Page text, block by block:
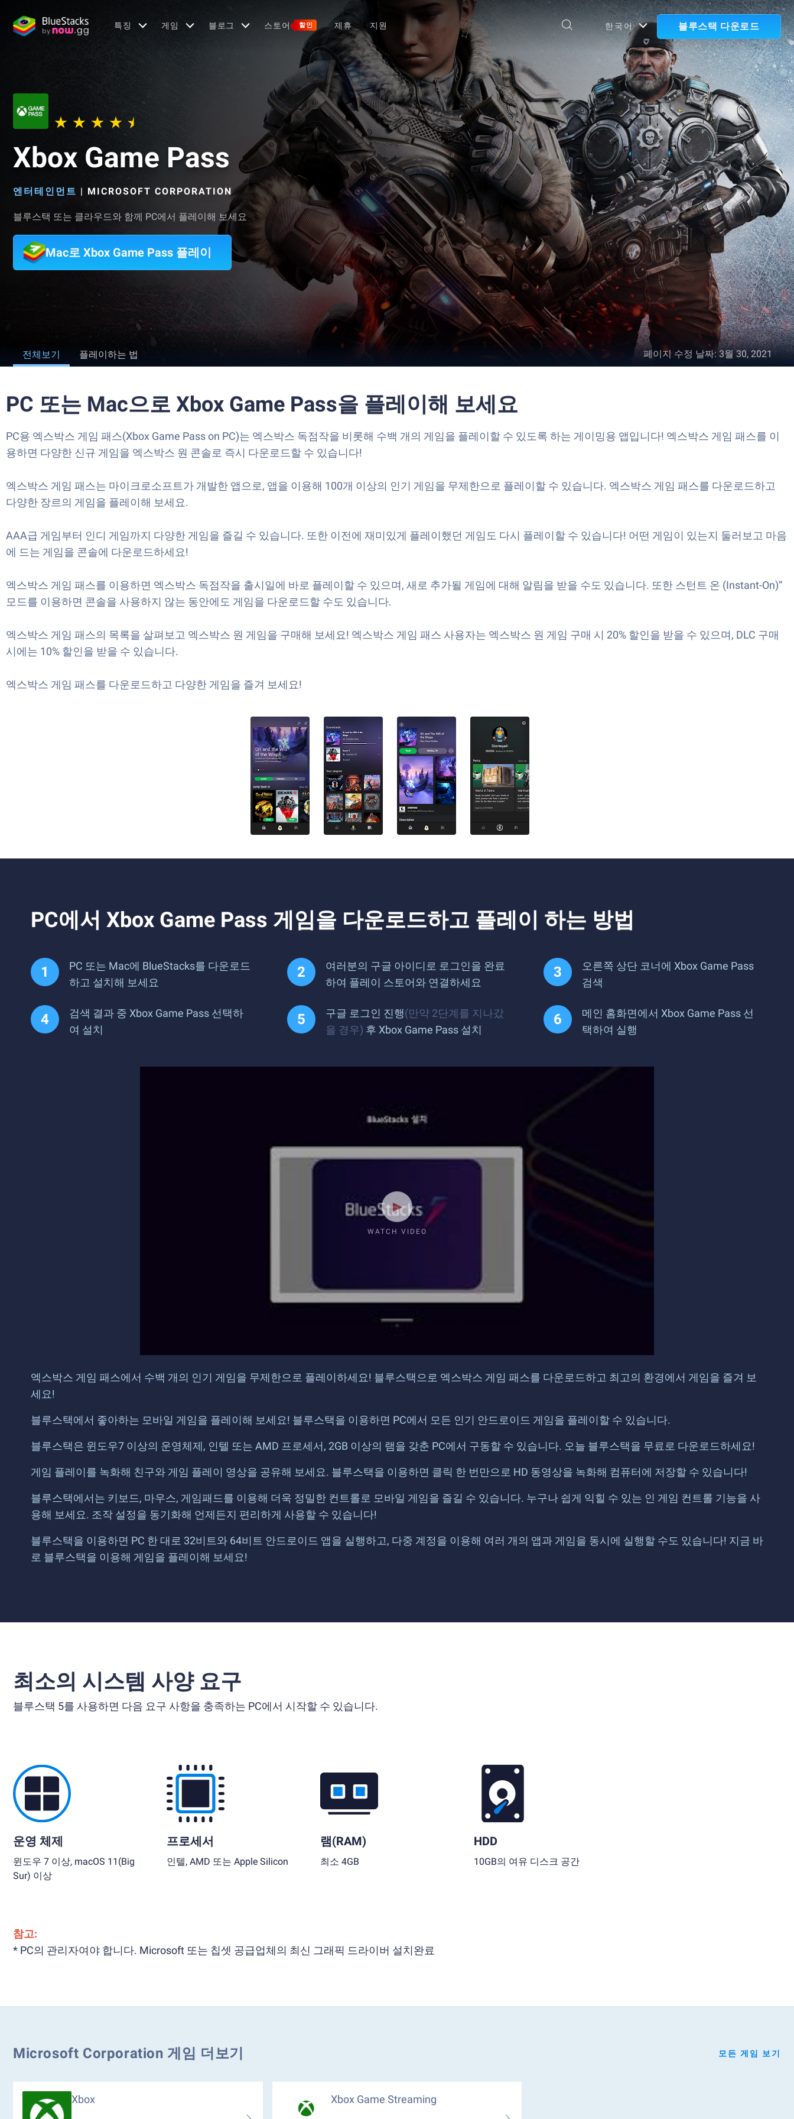
특징 게임 블로그 스토어 할인 제휴 지원 한국어 블루스택 다운로드
Xbox Game Pass
엔터테인먼트 | MICROSOFT CORPORATION
블루스택 또는 클라우드와 함께 PC에서 플레이해 보세요
Mac로 Xbox Game Pass 플레이
전체보기 플레이하는 법 페이지 수정 날짜:3월 30, 2021
PC 또는 Mac으로 Xbox Game Pass을 플레이해 보세요
PC용 엑스박스 게임 패스(Xbox Game Pass on PC)는 엑스박스 독점작을 비롯해 수백 개의 게임을 플레이할 수 있도록 하는 게이밍용 앱입니다! 엑스박스 게임 패스를 이
용하면 다양한 신규 게임을 엑스박스 원 콘솔로 즉시 다운로드할 수 있습니다!
엑스박스 게임 패스는 마이크로소프트가 개발한 앱으로, 앱을 이용해 100개 이상의 인기 게임을 무제한으로 플레이할 수 있습니다. 엑스박스 게임 패스를 다운로드하고
다양한 장르의 게임을 플레이해 보세요.
AAA급 게임부터 인디 게임까지 다양한 게임을 즐길 수 있습니다. 또한 이전에 재미있게 플레이했던 게임도 다시 플레이할 수 있습니다! 어떤 게임이 있는지 둘러보고 마음
에 드는 게임을 콘솔에 다운로드하세요!
엑스박스 게임 패스를 이용하면 엑스박스 독점작을 출시일에 바로 플레이할 수 있으며, 새로 추가될 게임에 대해 알림을 받을 수도 있습니다. 또한 스턴트 온 (Instant-On)”
모드를 이용하면 콘솔을 사용하지 않는 동안에도 게임을 다운로드할 수도 있습니다.
엑스박스 게임 패스의 목록을 살펴보고 엑스박스 원 게임을 구매해 보세요! 엑스박스 게임 패스 사용자는 엑스박스 원 게임 구매 시 20% 할인을 받을 수 있으며, DLC 구매
시에는 10% 할인을 받을 수 있습니다.
엑스박스 게임 패스를 다운로드하고 다양한 게임을 즐겨 보세요!
PC에서 Xbox Game Pass 게임을 다운로드하고 플레이 하는 방법
PC 또는 Mac에 BlueStacks를 다운로드
하고 설치해 보세요
여러분의 구글 아이디로 로그인을 완료
하여 플레이 스토어와 연결하세요
오른쪽 상단 코너에 Xbox Game Pass
검색
검색 결과 중 Xbox Game Pass 선택하
여 설치
구글 로그인 진행(만약 2단계를 지나갔
을 경우) 후 Xbox Game Pass 설치
메인 홈화면에서 Xbox Game Pass 선
택하여 실행
WATCH VIDEO
엑스박스 게임 패스에서 수백 개의 인기 게임을 무제한으로 플레이하세요! 블루스택으로 엑스박스 게임 패스를 다운로드하고 최고의 환경에서 게임을 즐겨 보
세요!
블루스택에서 좋아하는 모바일 게임을 플레이해 보세요! 블루스택을 이용하면 PC에서 모든 인기 안드로이드 게임을 플레이할 수 있습니다.
블루스택은 윈도우7 이상의 운영체제, 인텔 또는 AMD 프로세서, 2GB 이상의 램을 갖춘 PC에서 구동할 수 있습니다. 오늘 블루스택을 무료로 다운로드하세요!
게임 플레이를 녹화해 친구와 게임 플레이 영상을 공유해 보세요. 블루스택을 이용하면 클릭 한 번만으로 HD 동영상을 녹화해 컴퓨터에 저장할 수 있습니다!
블루스택에서는 키보드, 마우스, 게임패드를 이용해 더욱 정밀한 컨트롤로 모바일 게임을 즐길 수 있습니다. 누구나 쉽게 익힐 수 있는 인 게임 컨트롤 기능을 사
용해 보세요. 조작 설정을 동기화해 언제든지 편리하게 사용할 수 있습니다!
블루스택을 이용하면 PC 한 대로 32비트와 64비트 안드로이드 앱을 실행하고, 다중 계정을 이용해 여러 개의 앱과 게임을 동시에 실행할 수도 있습니다! 지금 바
로 블루스택을 이용해 게임을 플레이해 보세요!
최소의 시스템 사양 요구
블루스택 5를 사용하면 다음 요구 사항을 충족하는 PC에서 시작할 수 있습니다.
운영 체제
윈도우 7 이상, macOS 11(Big
Sur) 이상
프로세서
인텔, AMD 또는 Apple Silicon
램(RAM)
최소 4GB
HDD
10GB의 여유 디스크 공간
참고:
* PC의 관리자여야 합니다. Microsoft 또는 칩셋 공급업체의 최신 그래픽 드라이버 설치완료
Microsoft Corporation 게임 더보기 모든 게임 보기
Xbox Xbox Game Streaming